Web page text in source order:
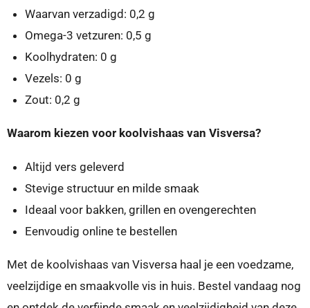
Waarvan verzadigd: 0,2 g
Omega-3 vetzuren: 0,5 g
Koolhydraten: 0 g
Vezels: 0 g
Zout: 0,2 g
Waarom kiezen voor koolvishaas van Visversa?
Altijd vers geleverd
Stevige structuur en milde smaak
Ideaal voor bakken, grillen en ovengerechten
Eenvoudig online te bestellen
Met de koolvishaas van Visversa haal je een voedzame,
veelzijdige en smaakvolle vis in huis. Bestel vandaag nog